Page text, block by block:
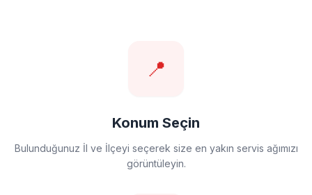
📍
Konum Seçin
Bulunduğunuz İl ve İlçeyi seçerek size en yakın servis ağımızı
görüntüleyin.